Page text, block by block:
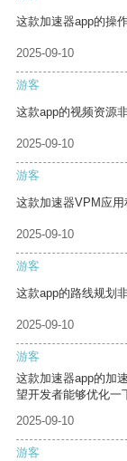
这款加速器app的操
2025-09-10
游客
这款app的视频资源
2025-09-10
游客
这款加速器VPM应用
2025-09-10
游客
这款app的路线规划
2025-09-10
游客
这款加速器app的加
望开发者能够优化一
2025-09-10
游客